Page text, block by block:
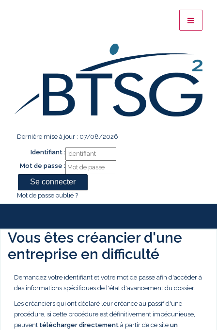
Dernière mise à jour : 07/08/2026
Identifiant :
Mot de passe :
Mot de passe oublié ?
Vous êtes créancier d'une
entreprise en difficulté
Demandez votre identifiant et votre mot de passe afin d'accéder à
des informations spécifiques de l'état d'avancement du dossier.
Les créanciers qui ont déclaré leur créance au passif d'une
procédure, si cette procédure est définitivement impécunieuse,
peuvent télécharger directement à partir de ce site un